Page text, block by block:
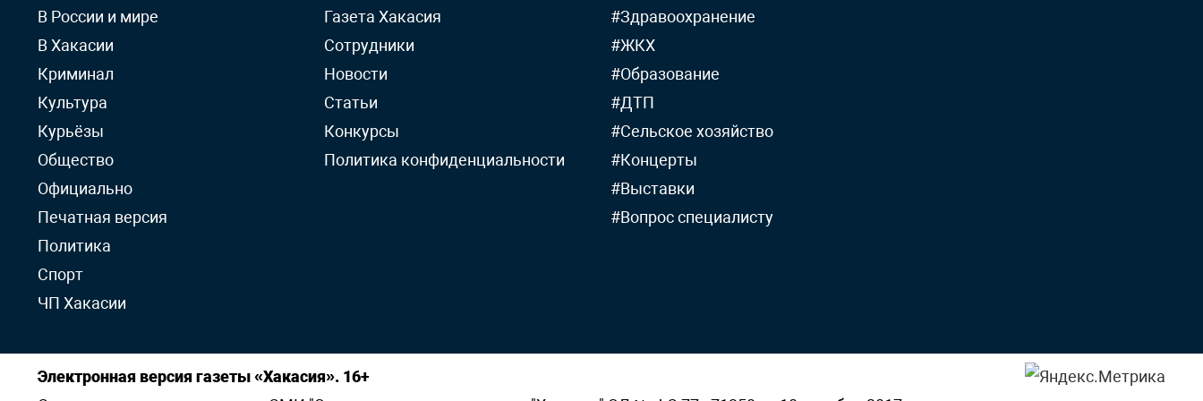
В России и мире
В Хакасии
Криминал
Культура
Курьёзы
Общество
Официально
Печатная версия
Политика
Спорт
ЧП Хакасии
Газета Хакасия
Сотрудники
Новости
Статьи
Конкурсы
Политика конфиденциальности
#Здравоохранение
#ЖКХ
#Образование
#ДТП
#Сельское хозяйство
#Концерты
#Выставки
#Вопрос специалисту
Электронная версия газеты «Хакасия». 16+